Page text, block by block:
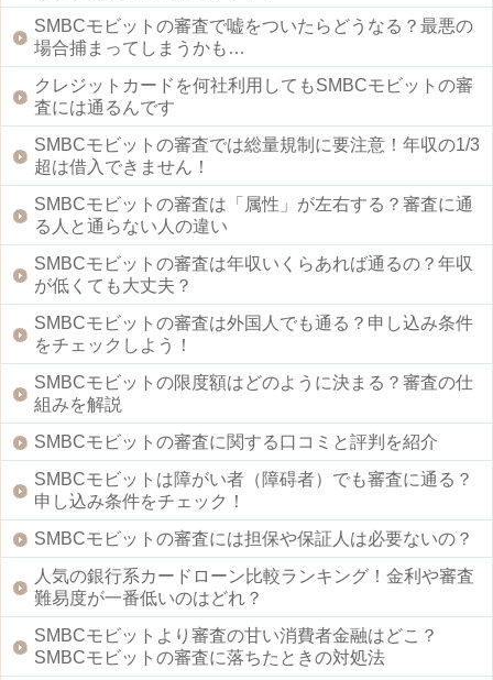
SMBCモビットの審査で嘘をついたらどうなる？最悪の
場合捕まってしまうかも…
クレジットカードを何社利用してもSMBCモビットの審
査には通るんです
SMBCモビットの審査では総量規制に要注意！年収の1/3
超は借入できません！
SMBCモビットの審査は「属性」が左右する？審査に通
る人と通らない人の違い
SMBCモビットの審査は年収いくらあれば通るの？年収
が低くても大丈夫？
SMBCモビットの審査は外国人でも通る？申し込み条件
をチェックしよう！
SMBCモビットの限度額はどのように決まる？審査の仕
組みを解説
SMBCモビットの審査に関する口コミと評判を紹介
SMBCモビットは障がい者（障碍者）でも審査に通る？
申し込み条件をチェック！
SMBCモビットの審査には担保や保証人は必要ないの？
人気の銀行系カードローン比較ランキング！金利や審査
難易度が一番低いのはどれ？
SMBCモビットより審査の甘い消費者金融はどこ？
SMBCモビットの審査に落ちたときの対処法